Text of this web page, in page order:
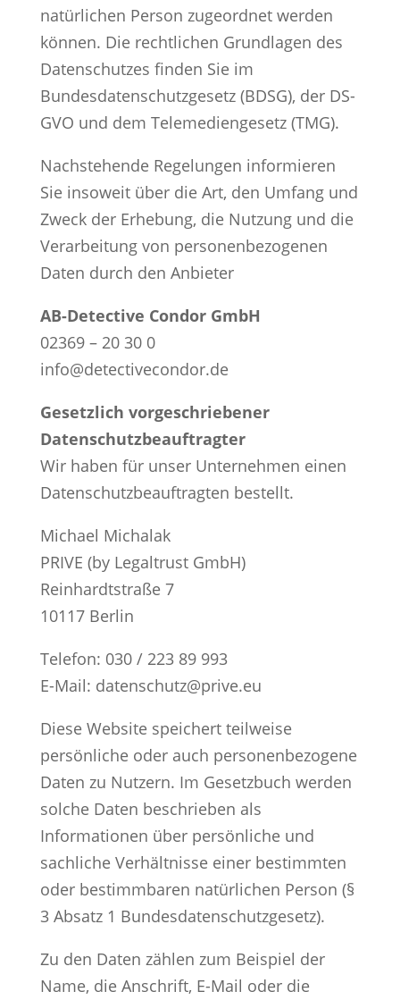
natürlichen Person zugeordnet werden
können. Die rechtlichen Grundlagen des
Datenschutzes finden Sie im
Bundesdatenschutzgesetz (BDSG), der DS-
GVO und dem Telemediengesetz (TMG).
Nachstehende Regelungen informieren
Sie insoweit über die Art, den Umfang und
Zweck der Erhebung, die Nutzung und die
Verarbeitung von personenbezogenen
Daten durch den Anbieter
AB-Detective Condor GmbH
02369 – 20 30 0
info@detectivecondor.de
Gesetzlich vorgeschriebener
Datenschutzbeauftragter
Wir haben für unser Unternehmen einen
Datenschutzbeauftragten bestellt.
Michael Michalak
PRIVE (by Legaltrust GmbH)
Reinhardtstraße 7
10117 Berlin
Telefon: 030 / 223 89 993
E-Mail: datenschutz@prive.eu
Diese Website speichert teilweise
persönliche oder auch personenbezogene
Daten zu Nutzern. Im Gesetzbuch werden
solche Daten beschrieben als
Informationen über persönliche und
sachliche Verhältnisse einer bestimmten
oder bestimmbaren natürlichen Person (§
3 Absatz 1 Bundesdatenschutzgesetz).
Zu den Daten zählen zum Beispiel der
Name, die Anschrift, E-Mail oder die